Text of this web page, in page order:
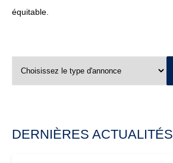
équitable.
DERNIÈRES ACTUALITÉS